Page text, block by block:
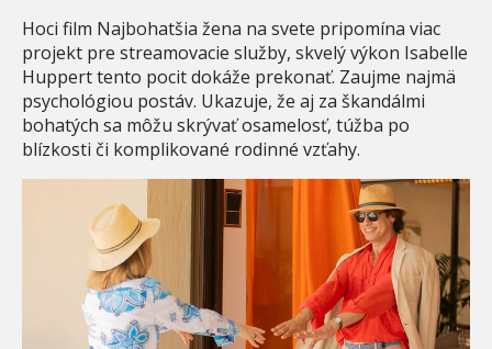
Hoci film Najbohatšia žena na svete pripomína viac
projekt pre streamovacie služby, skvelý výkon Isabelle
Huppert tento pocit dokáže prekonať. Zaujme najmä
psychológiou postáv. Ukazuje, že aj za škandálmi
bohatých sa môžu skrývať osamelosť, túžba po
blízkosti či komplikované rodinné vzťahy.